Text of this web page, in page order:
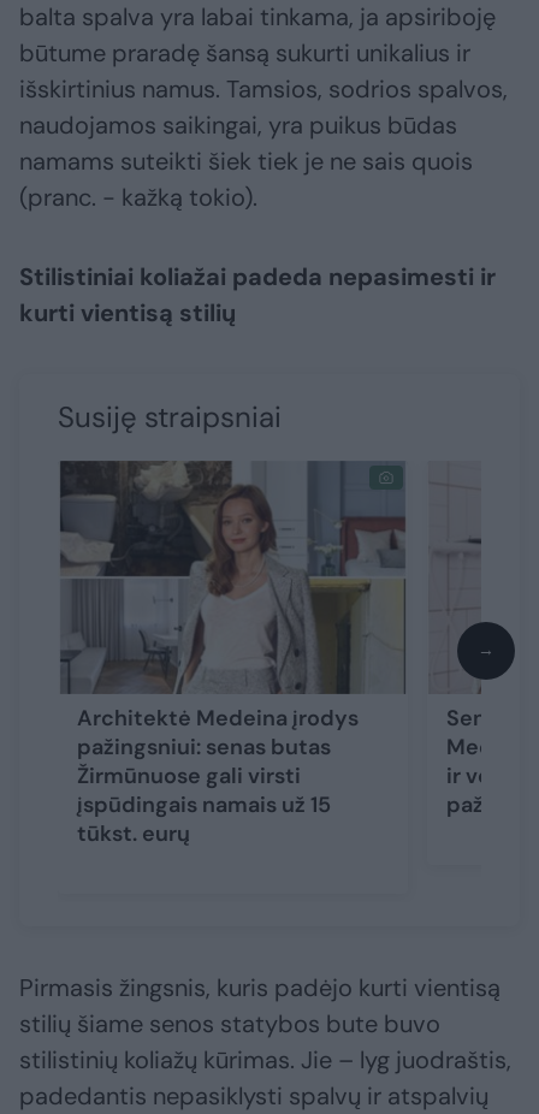
balta spalva yra labai tinkama, ja apsiriboję
būtume praradę šansą sukurti unikalius ir
išskirtinius namus. Tamsios, sodrios spalvos,
naudojamos saikingai, yra puikus būdas
namams suteikti šiek tiek je ne sais quois
(pranc. - kažką tokio).
Stilistiniai koliažai padeda nepasimesti ir
kurti vientisą stilių
Susiję straipsniai
Architektė Medeina įrodys
pažingsniui: senas butas
Žirmūnuose gali virsti
įspūdingais namais už 15
tūkst. eurų
ir
→
Pirmasis žingsnis, kuris padėjo kurti vientisą
stilių šiame senos statybos bute buvo
stilistinių koliažų kūrimas. Jie – lyg juodraštis,
padedantis nepasiklysti spalvų ir atspalvių